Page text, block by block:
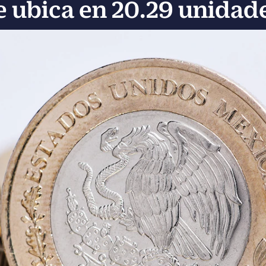
ubica en 20.29